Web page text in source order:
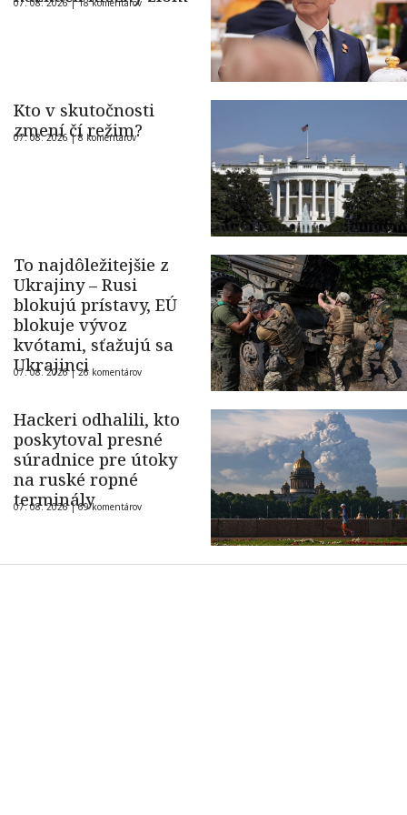
07. 08. 2026 |18 komentárov
Kto v skutočnosti
zmení čí režim?
07. 08. 2026 |8 komentárov
To najdôležitejšie z
Ukrajiny – Rusi
blokujú prístavy, EÚ
blokuje vývoz
kvótami, sťažujú sa
Ukrajinci
07. 08. 2026 |26 komentárov
Hackeri odhalili, kto
poskytoval presné
súradnice pre útoky
na ruské ropné
terminály
07. 08. 2026 |69 komentárov